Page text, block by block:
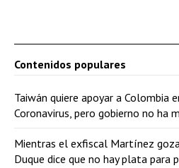
Contenidos populares
Taiwán quiere apoyar a Colombia
Coronavirus, pero gobierno no ha
Mientras el exfiscal Martínez
Duque dice que no hay plata para